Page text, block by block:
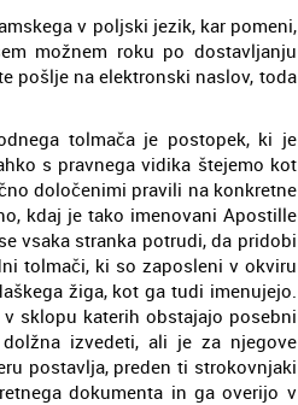
v poljski jezik, kar pomeni,
možnem roku po dostavljanju
pošlje na elektronski naslov, toda
tolmača je postopek, ki je
s pravnega vidika štejemo kot
določenimi pravili na konkretne
kdaj je tako imenovani Apostille
vsaka stranka potrudi, da pridobi
tolmači, ki so zaposleni v okviru
žiga, kot ga tudi imenujejo.
sklopu katerih obstajajo posebni
izvedeti, ali je za njegove
postavlja, preden ti strokovnjaki
dokumenta in ga overijo v